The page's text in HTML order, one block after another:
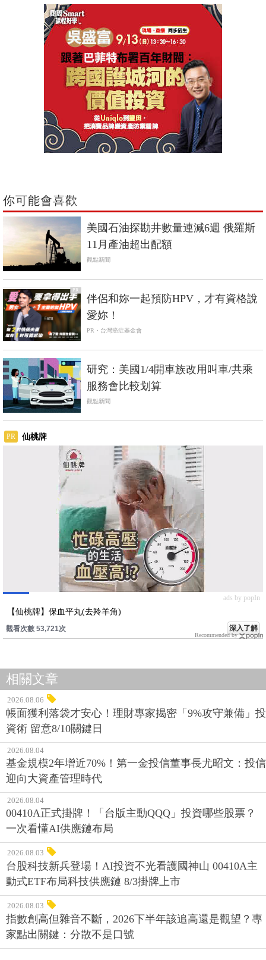
你可能會喜歡
美國石油探勘井數量連減6週 俄羅斯
11月產油超出配額
觀點新聞
PR
伴侶和妳一起預防HPV，才有資格說
愛妳！
PR・台灣癌症基金會
研究：美國1/4開車族改用叫車/共乘
服務會比較划算
觀點新聞
PR 仙桃牌
ads by popIn
【仙桃牌】保血平丸(去羚羊角)
觀看次數 53,721次 深入了解
Recommended by
相關文章
2026.08.06
帳面獲利落袋才安心！理財專家揭密「9%攻守兼備」投
資術 留意8/10關鍵日
2026.08.04
基金規模2年增近70%！第一金投信董事長尤昭文：投信
迎向大資產管理時代
2026.08.04
00410A正式掛牌！「台版主動QQQ」投資哪些股票？
一次看懂AI供應鏈布局
2026.08.03
台股科技新兵登場！AI投資不光看護國神山 00410A主
動式ETF布局科技供應鏈 8/3掛牌上市
2026.08.03
指數創高但雜音不斷，2026下半年該追高還是觀望？專
家點出關鍵：分散不是口號